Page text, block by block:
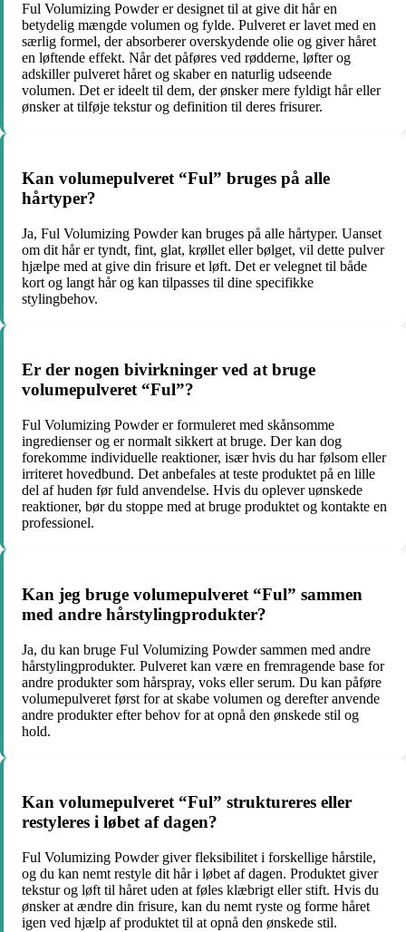
Ful Volumizing Powder er designet til at give dit hår en
betydelig mængde volumen og fylde. Pulveret er lavet med en
særlig formel, der absorberer overskydende olie og giver håret
en løftende effekt. Når det påføres ved rødderne, løfter og
adskiller pulveret håret og skaber en naturlig udseende
volumen. Det er ideelt til dem, der ønsker mere fyldigt hår eller
ønsker at tilføje tekstur og definition til deres frisurer.
Kan volumepulveret “Ful” bruges på alle
hårtyper?
Ja, Ful Volumizing Powder kan bruges på alle hårtyper. Uanset
om dit hår er tyndt, fint, glat, krøllet eller bølget, vil dette pulver
hjælpe med at give din frisure et løft. Det er velegnet til både
kort og langt hår og kan tilpasses til dine specifikke
stylingbehov.
Er der nogen bivirkninger ved at bruge
volumepulveret “Ful”?
Ful Volumizing Powder er formuleret med skånsomme
ingredienser og er normalt sikkert at bruge. Der kan dog
forekomme individuelle reaktioner, især hvis du har følsom eller
irriteret hovedbund. Det anbefales at teste produktet på en lille
del af huden før fuld anvendelse. Hvis du oplever uønskede
reaktioner, bør du stoppe med at bruge produktet og kontakte en
professionel.
Kan jeg bruge volumepulveret “Ful” sammen
med andre hårstylingprodukter?
Ja, du kan bruge Ful Volumizing Powder sammen med andre
hårstylingprodukter. Pulveret kan være en fremragende base for
andre produkter som hårspray, voks eller serum. Du kan påføre
volumepulveret først for at skabe volumen og derefter anvende
andre produkter efter behov for at opnå den ønskede stil og
hold.
Kan volumepulveret “Ful” struktureres eller
restyleres i løbet af dagen?
Ful Volumizing Powder giver fleksibilitet i forskellige hårstile,
og du kan nemt restyle dit hår i løbet af dagen. Produktet giver
tekstur og løft til håret uden at føles klæbrigt eller stift. Hvis du
ønsker at ændre din frisure, kan du nemt ryste og forme håret
igen ved hjælp af produktet til at opnå den ønskede stil.